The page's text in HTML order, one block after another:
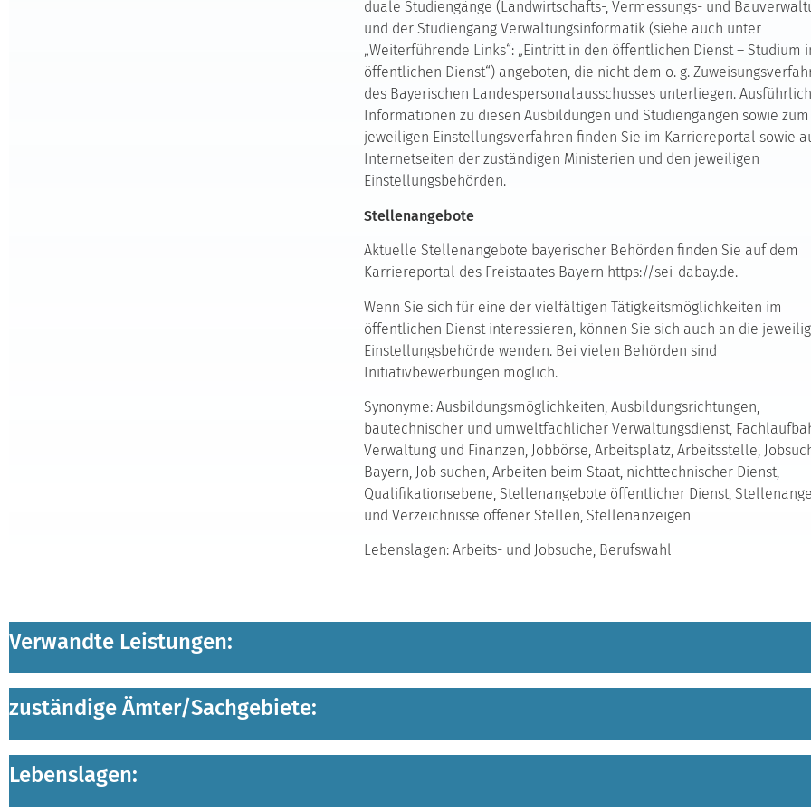
duale Studiengänge (Landwirtschafts-, Vermessungs- und
und der Studiengang Verwaltungsinformatik (siehe auch unter
„Weiterführende Links“: „Eintritt in den öffentlichen Dienst – Studium
öffentlichen Dienst“) angeboten, die nicht dem o. g.
des Bayerischen Landespersonalausschusses unterliegen.
Informationen zu diesen Ausbildungen und Studiengängen sowie zum
jeweiligen Einstellungsverfahren finden Sie im Karriereportal sowie
Internetseiten der zuständigen Ministerien und den jeweiligen
Einstellungsbehörden.
Stellenangebote
Aktuelle Stellenangebote bayerischer Behörden finden Sie auf dem
Karriereportal des Freistaates Bayern https://sei-dabay.de.
Wenn Sie sich für eine der vielfältigen Tätigkeitsmöglichkeiten im
öffentlichen Dienst interessieren, können Sie sich auch an die
Einstellungsbehörde wenden. Bei vielen Behörden sind
Initiativbewerbungen möglich.
Synonyme: Ausbildungsmöglichkeiten, Ausbildungsrichtungen,
bautechnischer und umweltfachlicher Verwaltungsdienst,
Verwaltung und Finanzen, Jobbörse, Arbeitsplatz, Arbeitsstelle,
Bayern, Job suchen, Arbeiten beim Staat, nichttechnischer Dienst,
Qualifikationsebene, Stellenangebote öffentlicher Dienst,
und Verzeichnisse offener Stellen, Stellenanzeigen
Lebenslagen: Arbeits- und Jobsuche, Berufswahl
Verwandte Leistungen:
zuständige Ämter/Sachgebiete:
Lebenslagen: